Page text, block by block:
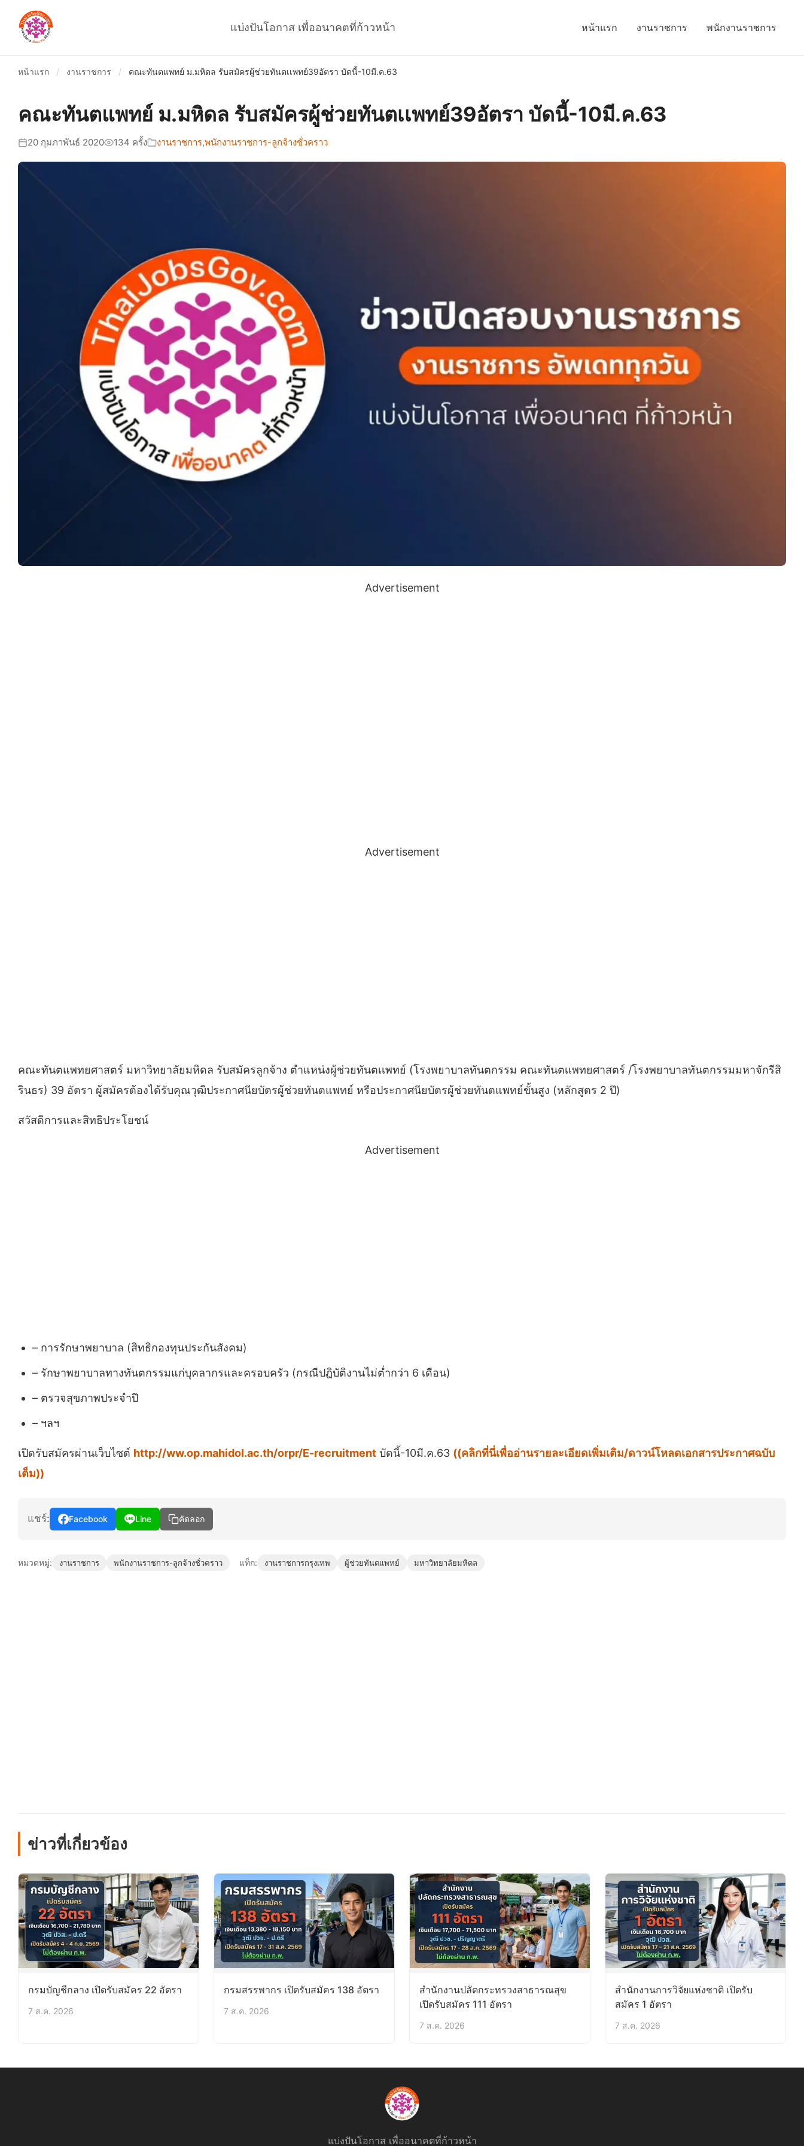
แบ่งปันโอกาส เพื่ออนาคตที่ก้าวหน้า หน้าแรก งานราชการ พนักงานราชการ
หน้าแรก / งานราชการ / คณะทันตแพทย์ ม.มหิดล รับสมัครผู้ช่วยทันตเเพทย์39อัตรา บัดนี้-10มี.ค.63
คณะทันตแพทย์ ม.มหิดล รับสมัครผู้ช่วยทันตเเพทย์39อัตรา บัดนี้-10มี.ค.63
20 กุมภาพันธ์ 2020 134 ครั้ง งานราชการ,พนักงานราชการ-ลูกจ้างชั่วคราว
Advertisement
Advertisement
คณะทันตแพทยศาสตร์ มหาวิทยาลัยมหิดล รับสมัครลูกจ้าง ตำแหน่งผู้ช่วยทันตเเพทย์ (โรงพยาบาลทันตกรรม คณะทันตเเพทยศาสตร์ /โรงพยาบาลทันตกรรมมหาจักรีสิ
รินธร) 39 อัตรา ผู้สมัครต้องได้รับคุณวุฒิประกาศนียบัตรผู้ช่วยทันตแพทย์ หรือประกาศนียบัตรผู้ช่วยทันตแพทย์ขั้นสูง (หลักสูตร 2 ปี)
สวัสดิการและสิทธิประโยชน์
Advertisement
– การรักษาพยาบาล (สิทธิกองทุนประกันสังคม)
– รักษาพยาบาลทางทันตกรรมแก่บุคลากรและครอบครัว (กรณีปฎิบัติงานไม่ต่ำกว่า 6 เดือน)
– ตรวจสุขภาพประจำปี
– ฯลฯ
เปิดรับสมัครผ่านเว็บไซต์ http://ww.op.mahidol.ac.th/orpr/E-recruitment บัดนี้-10มี.ค.63 ((คลิกที่นี่เพื่ออ่านรายละเอียดเพิ่มเติม/ดาวน์โหลดเอกสารประกาศฉบับ
เต็ม))
แชร์: Facebook Line คัดลอก
หมวดหมู่: งานราชการ พนักงานราชการ-ลูกจ้างชั่วคราว แท็ก: งานราชการกรุงเทพ ผู้ช่วยทันตแพทย์ มหาวิทยาลัยมหิดล
ข่าวที่เกี่ยวข้อง
กรมบัญชีกลาง เปิดรับสมัคร 22 อัตรา
7 ส.ค. 2026
กรมสรรพากร เปิดรับสมัคร 138 อัตรา
7 ส.ค. 2026
สำนักงานปลัดกระทรวงสาธารณสุข
เปิดรับสมัคร 111 อัตรา
7 ส.ค. 2026
สำนักงานการวิจัยแห่งชาติ เปิดรับ
สมัคร 1 อัตรา
7 ส.ค. 2026
แบ่งปันโอกาส เพื่ออนาคตที่ก้าวหน้า